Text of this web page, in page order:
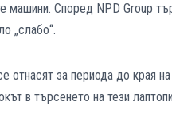
машини. Според NPD Group
„слабо“.
отнасят за периода до края
в търсенето на тези